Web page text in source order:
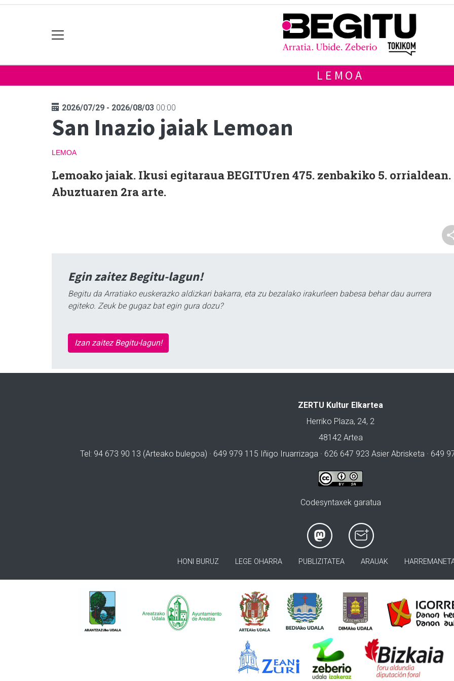
LEMOA
2026/07/29 - 2026/08/03 00:00
San Inazio jaiak Lemoan
LEMOA
Lemoako jaiak. Ikusi egitaraua BEGITUren 475. zenbakiko 5. orrialdean.
Abuztuaren 2ra arte.
Egin zaitez Begitu-lagun!
Begitu da Arratiako euskerazko aldizkari bakarra, eta zu bezalako irakurleen babesa behar dau aurrera
egiteko. Zeuk be gugaz bat egin gura dozu?
Izan zaitez Begitu-lagun!
ZERTU Kultur Elkartea
Herriko Plaza, 24, 2
48142 Artea
Tel: 94 673 90 13 (Arteako bulegoa) · 649 979 115 Iñigo Iruarrizaga · 626 647 923 Asier Abrisketa · 649
Codesyntaxek garatua
HONI BURUZ LEGE OHARRA PUBLIZITATEA ARAUAK